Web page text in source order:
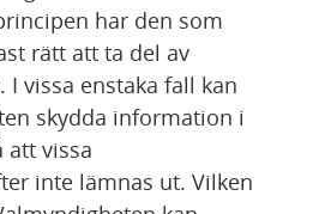
har den som
rätt att ta del av
I vissa enstaka fall kan
skydda information i
att vissa
inte lämnas ut. Vilken